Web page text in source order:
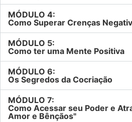
MÓDULO 4:
Como Superar Crenças
MÓDULO 5:
Como ter uma Mente Positiva
MÓDULO 6:
Os Segredos da Cocriação
MÓDULO 7:
Como Acessar seu Poder e
Amor e Bênçãos"